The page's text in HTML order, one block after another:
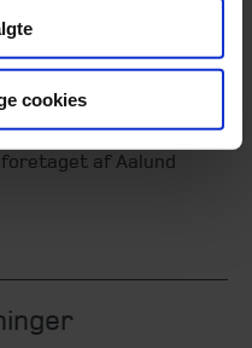
cookies
ligget i top-5 i
af Great Place to
topplaceringer ved
af Aalund